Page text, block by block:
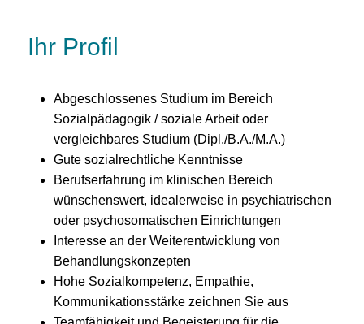
Ihr Profil
Abgeschlossenes Studium im Bereich
Sozialpädagogik / soziale Arbeit oder
vergleichbares Studium (Dipl./B.A./M.A.)
Gute sozialrechtliche Kenntnisse
Berufserfahrung im klinischen Bereich
wünschenswert, idealerweise in psychiatrischen
oder psychosomatischen Einrichtungen
Interesse an der Weiterentwicklung von
Behandlungskonzepten
Hohe Sozialkompetenz, Empathie,
Kommunikationsstärke zeichnen Sie aus